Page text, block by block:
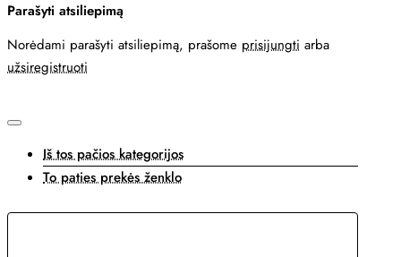
Parašyti atsiliepimą
Norėdami parašyti atsiliepimą, prašome prisijungti arba
užsiregistruoti
Iš tos pačios kategorijos
To paties prekės ženklo